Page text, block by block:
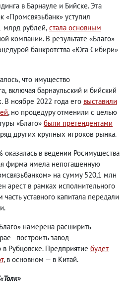
в Барнауле и Бийске. Эта
«Промсвязьбанк» уступил
млрд рублей, стала основным
компании. В результате «Благо»
банкротства «Юга Сибири»
, что имущество
, включая барнаульский и бийский
В ноябре 2022 года его выставили
, но процедуру отменили с целью
«Благо» были претендентами
других крупных игроков рынка.
оказалась в ведении Росимущества
фирма имела непогашенную
на сумму 520,1 млн
арест в рамках исполнительного
часть уставного капитала передали
намерена расширить
-построить завод
Рубцовске. Предприятие будет
, в основном — в Китай.